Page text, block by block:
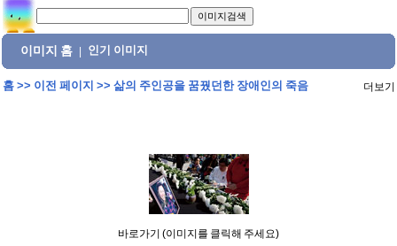
이미지 홈 인기 이미지
홈>> 이전 페이지 >> 삶의 주인공을 꿈꿨던한 장애인의 죽음 더보기
바로가기 (이미지를 클릭해 주세요)